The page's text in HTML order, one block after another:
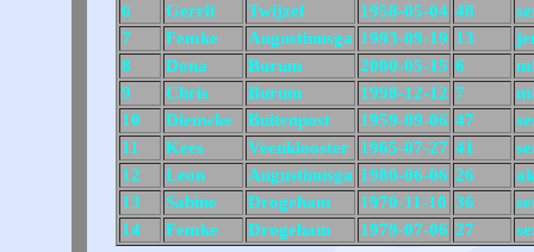
6
Gerrit Twijzel 1958-05-04 48
7
Femke Augustinusga 1993-09-19 13
8
Dona Burum 2000-05-15 6
9
Chris Burum 1998-12-12 7
10
Dieuwke Buitenpost 1959-09-06 47
11
Kees Veenklooster 1965-07-27 41
12
Leon Augustinusga 1980-06-06 26
13
Sabine Drogeham 1970-11-10 36
14
Femke Drogeham 1979-07-06 27